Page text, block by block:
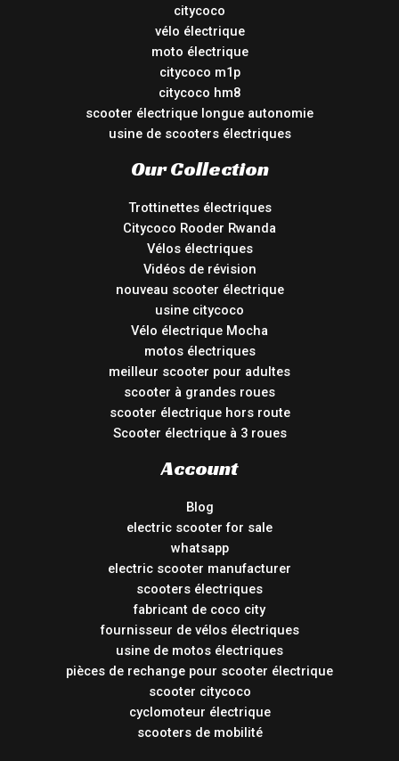
citycoco
vélo électrique
moto électrique
citycoco m1p
citycoco hm8
scooter électrique longue autonomie
usine de scooters électriques
Our Collection
Trottinettes électriques
Citycoco Rooder Rwanda
Vélos électriques
Vidéos de révision
nouveau scooter électrique
usine citycoco
Vélo électrique Mocha
motos électriques
meilleur scooter pour adultes
scooter à grandes roues
scooter électrique hors route
Scooter électrique à 3 roues
Account
Blog
electric scooter for sale
whatsapp
electric scooter manufacturer
scooters électriques
fabricant de coco city
fournisseur de vélos électriques
usine de motos électriques
pièces de rechange pour scooter électrique
scooter citycoco
cyclomoteur électrique
scooters de mobilité